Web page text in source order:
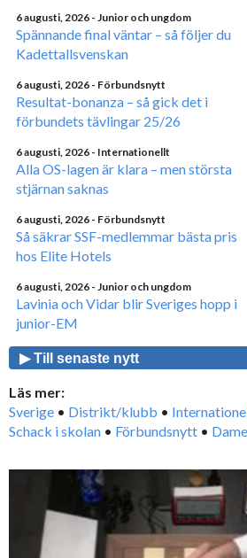
6 augusti, 2026 - Junior och ungdom
Spännande final väntar – så följer du
Kadettallsvenskan
6 augusti, 2026 - Förbundsnytt
Resultat-bonanza – så gick det i
förbundets tävlingar 25/26
6 augusti, 2026 - Internationellt
Alla OS-lagen är klara – men största
stjärnan saknas
6 augusti, 2026 - Förbundsnytt
Så säkrar SSF-medlemmar bästa pris
hos Elite Hotels
6 augusti, 2026 - Junior och ungdom
Lavinia och Vidar blir Sveriges hopp i
junior-EM
▶ Till senaste nytt
Läs mer:
Sverige • Distrikt/klubb •
Schack i skolan • Förbundsnytt •